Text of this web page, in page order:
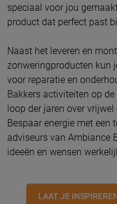
speciaal voor jou
product dat perfect past
Naast het leveren en
zonweringproducten kun
voor reparatie en
Bakkers activiteiten op
loop der jaren over
Bespaar energie met een
adviseurs van Ambiance
ideeën en wensen
LAAT JE